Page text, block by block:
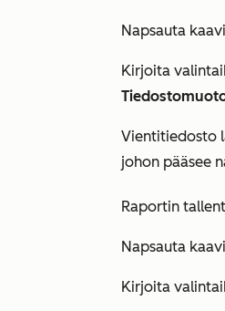
Napsauta
Kirjoita
Vientitiedosto
johon pääsee
Raportin
Napsauta
Kirjoita